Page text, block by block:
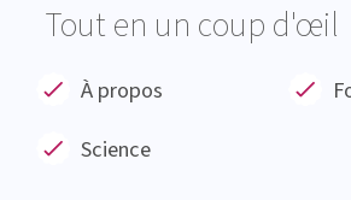
Tout en un coup d'œil
À propos
Science